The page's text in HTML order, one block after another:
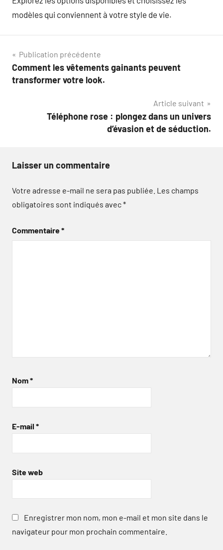
modèles qui conviennent à votre style de vie.
Navigation
de
Publication précédente
Comment les vêtements gainants peuvent
transformer votre look.
Article suivant
Téléphone rose : plongez dans un univers
d’évasion et de séduction.
Laisser un commentaire
Votre adresse e-mail ne sera pas publiée. Les champs
obligatoires sont indiqués avec*
Commentaire*
Nom*
E-mail *
Site web
Enregistrer mon nom, mon e-mail et mon site dans le
navigateur pour mon prochain commentaire.